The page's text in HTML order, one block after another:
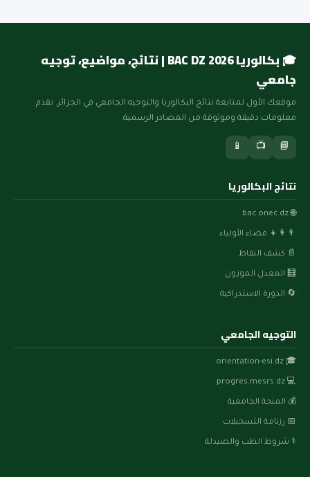
🎓 بكالوريا BAC DZ 2026 | نتائج، مواضيع، توجيه
جامعي
موقعك الأول لمتابعة نتائج البكالوريا والتوجيه الجامعي في الجزائر. نقدم
معلومات دقيقة وموثوقة من المصادر الرسمية.
📘
📺
📱
نتائج البكالوريا
🌐 bac.onec.dz
👨‍👩‍👧 فضاء الأولياء
📄 كشف النقاط
🧮 المعدل الموزون
🔄 الدورة الاستدراكية
التوجيه الجامعي
🎓 orientation-esi.dz
💻 progres.mesrs.dz
💰 المنحة الجامعية
📅 رزنامة التسجيلات
⚕️ شروط الطب والصيدلة